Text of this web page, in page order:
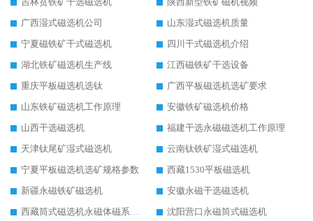
广西湿式磁选机公司
山东湿式磁选机质量
宁夏磁铁矿干式磁选机
四川干式磁选机介绍
湖北铁矿磁选机生产线
江西磁铁矿干选设备
重庆平板磁选机选钛
广西平板磁选机选矿要求
山东铁矿磁选机工作原理
安徽铁矿磁选机价格
山西干选磁选机
福建干选永磁磁选机工作原理
天津钛尾矿湿式磁选机
云南钛铁矿湿式磁选机
宁夏平板磁选机选矿规格参数
西藏1530平板磁选机
新疆永磁铁矿磁选机
安徽永磁干选磁选机
西藏筒式磁选机永磁体磁系设计
沈阳营口永磁筒式磁选机